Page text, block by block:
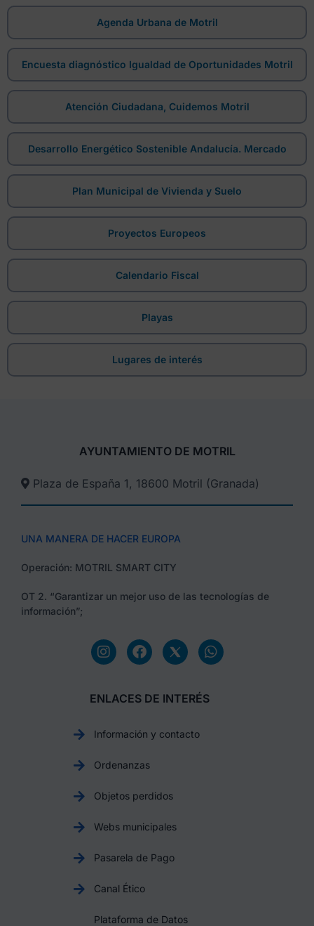
Agenda Urbana de Motril
Encuesta diagnóstico Igualdad de Oportunidades Motril
Atención Ciudadana, Cuidemos Motril
Desarrollo Energético Sostenible Andalucía. Mercado
Plan Municipal de Vivienda y Suelo
Proyectos Europeos
Calendario Fiscal
Playas
Lugares de interés
AYUNTAMIENTO DE MOTRIL
Plaza de España 1, 18600 Motril (Granada)​
UNA MANERA DE HACER EUROPA
Operación: MOTRIL SMART CITY
OT 2. “Garantizar un mejor uso de las tecnologías de
información”;
ENLACES DE INTERÉS
Información y contacto
Ordenanzas
Objetos perdidos
Webs municipales
Pasarela de Pago
Canal Ético
Plataforma de Datos